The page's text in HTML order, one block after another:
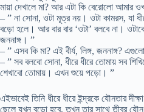
মায়া দেখালে মা? আর এটা কি বেরোলো আমার
– ” না সোনা, ওটা মূত্র নয়। ওটা কামরস, যা
বড়ো হলে। আর বার বার ‘ওটা’ বলবে না।
জননাঙ্গ। ”
– ” এসব কি মা? এই বীর্য, লিঙ্গ, জননাঙ্গ?
– ” সব বলবো সোনা, ধীরে ধীরে তোমায় সব
শেখাবো তোমায়। এখন শুয়ে পড়ো। ”
এইভাবেই তিনি ধীরে ধীরে ইন্দ্রকে যৌনতার
ছেলে যখন বড়ো হবে, তখন তার সাথে তীব্র